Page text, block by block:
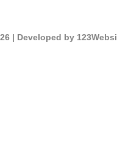
| Developed by